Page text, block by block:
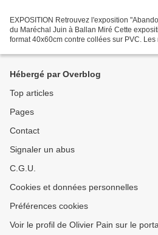
EXPOSITION Retrouvez l'exposition
du Maréchal Juin à Ballan Miré Cette
format 40x60cm contre collées sur PVC.
Hébergé par Overblog
Top articles
Pages
Contact
Signaler un abus
C.G.U.
Cookies et données personnelles
Préférences cookies
Voir le profil de Olivier Pain sur le